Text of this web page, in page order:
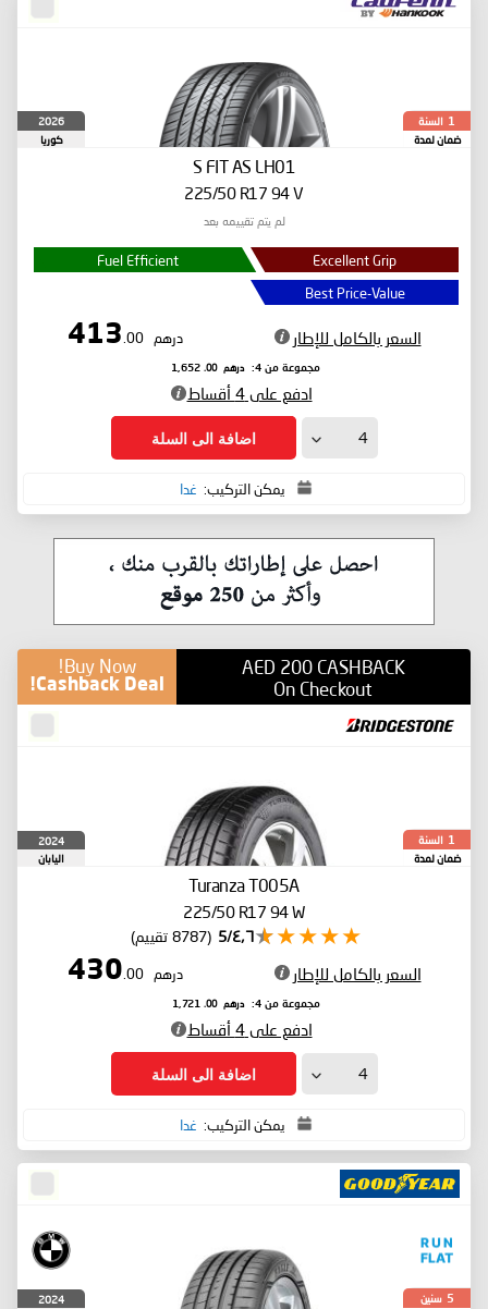
1 السنة
ضمان لمدة
2026
كوريا
S FIT AS LH01
225/50 R17 94 V
لم يتم تقييمه بعد
Excellent Grip
Fuel Efficient
Best Price-Value
السعر بالكامل للإطار درهم 413
.00
مجموعة من 4: درهم 1,652
.00
ادفع على 4 أقساط
اضافة الى السلة
يمكن التركيب: غدا
AED 200 CASHBACK
On Checkout
Buy Now!
Cashback Deal!
1 السنة
ضمان لمدة
2024
اليابان
Turanza T005A
225/50 R17 94 W
٤٫٦/5 (8787 تقييم)
السعر بالكامل للإطار درهم 430
.00
مجموعة من 4: درهم 1,721
.00
ادفع على 4 أقساط
اضافة الى السلة
يمكن التركيب: غدا
5 سنين
2024